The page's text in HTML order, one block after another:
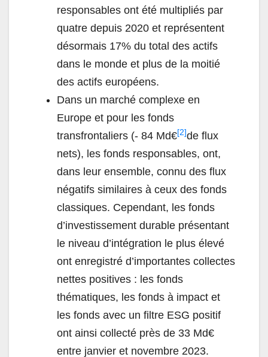
responsables ont été multipliés par
quatre depuis 2020 et représentent
désormais 17% du total des actifs
dans le monde et plus de la moitié
des actifs européens.
Dans un marché complexe en
Europe et pour les fonds
transfrontaliers (- 84 Md€[2]de flux
nets), les fonds responsables, ont,
dans leur ensemble, connu des flux
négatifs similaires à ceux des fonds
classiques. Cependant, les fonds
d’investissement durable présentant
le niveau d’intégration le plus élevé
ont enregistré d’importantes collectes
nettes positives : les fonds
thématiques, les fonds à impact et
les fonds avec un filtre ESG positif
ont ainsi collecté près de 33 Md€
entre janvier et novembre 2023.